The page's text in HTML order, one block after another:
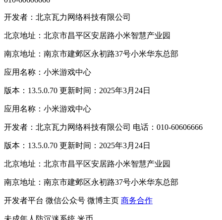
开发者：北京瓦力网络科技有限公司
北京地址：北京市昌平区安居路小米智慧产业园
南京地址：南京市建邺区永初路37号小米华东总部
应用名称：小米游戏中心
版本：13.5.0.70 更新时间：2025年3月24日
应用名称：小米游戏中心
开发者：北京瓦力网络科技有限公司 电话：010-60606666
版本：13.5.0.70 更新时间：2025年3月24日
北京地址：北京市昌平区安居路小米智慧产业园
南京地址：南京市建邺区永初路37号小米华东总部
开发者平台 微信公众号 微博主页 商务合作